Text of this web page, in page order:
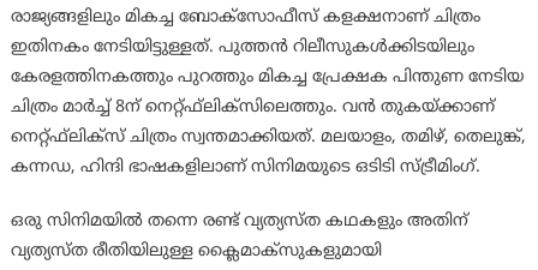
രാജ്യങ്ങളിലും മികച്ച ബോക്‌സോഫീസ് കളക്ഷനാണ് ചിത്രം
ഇതിനകം നേടിയിട്ടുള്ളത്. പുത്തന്‍ റിലീസുകള്‍ക്കിടയിലും
കേരളത്തിനകത്തും പുറത്തും മികച്ച പ്രേക്ഷക പിന്തുണ നേടിയ
ചിത്രം മാര്‍ച്ച് 8ന് നെറ്റ്ഫ്‌ലിക്‌സിലെത്തും. വന്‍ തുകയ്ക്കാണ്
നെറ്റ്ഫ്‌ലിക്‌സ് ചിത്രം സ്വന്തമാക്കിയത്. മലയാളം, തമിഴ്, തെലുങ്ക്,
കന്നഡ, ഹിന്ദി ഭാഷകളിലാണ് സിനിമയുടെ ഒടിടി സ്ട്രീമിംഗ്.
ഒരു സിനിമയില്‍ തന്നെ രണ്ട് വ്യത്യസ്ത കഥകളും അതിന്
വ്യത്യസ്ത രീതിയിലുള്ള ക്ലൈമാക്‌സുകളുമായി